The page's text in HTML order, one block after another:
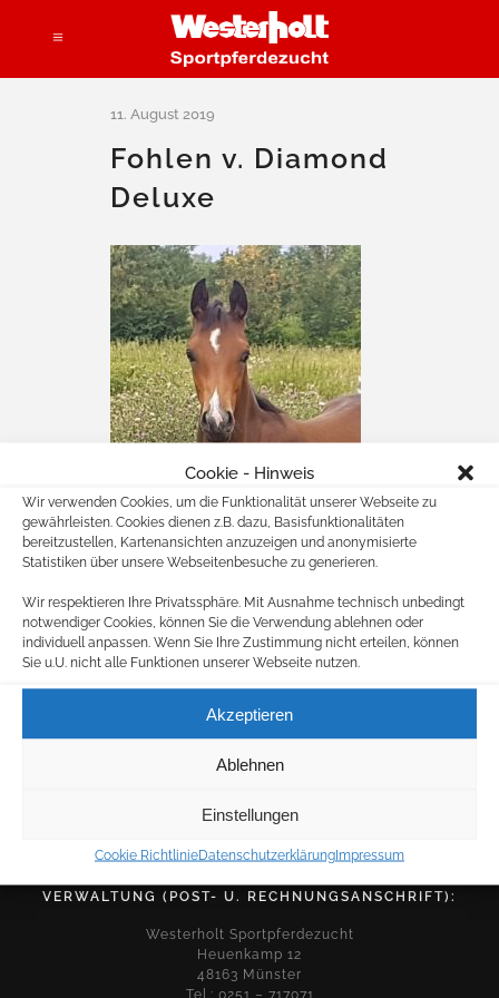
Cookie - Hinweis
Wir verwenden Cookies, um die Funktionalität unserer Webseite zu
gewährleisten. Cookies dienen z.B. dazu, Basisfunktionalitäten
bereitzustellen, Kartenansichten anzuzeigen und anonymisierte
Statistiken über unsere Webseitenbesuche zu generieren.
Wir respektieren Ihre Privatssphäre. Mit Ausnahme technisch unbedingt
notwendiger Cookies, können Sie die Verwendung ablehnen oder
individuell anpassen. Wenn Sie Ihre Zustimmung nicht erteilen, können
Sie u.U. nicht alle Funktionen unserer Webseite nutzen.
Akzeptieren
Ablehnen
Einstellungen
Cookie RichtlinieDatenschutzerklärungImpressum
Fohlen v. Diamond
Deluxe
Westerholt Sportpferdezucht
Kappenberger Damm 320
48163 Münster
info@westerholt-sportpferde.de
VERWALTUNG (POST- U. RECHNUNGSANSCHRIFT):
Westerholt Sportpferdezucht
Heuenkamp 12
48163 Münster
Tel.: 0251 – 717071